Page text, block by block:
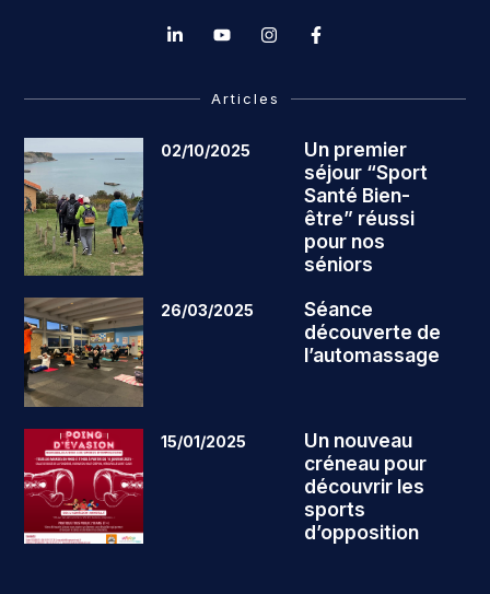
Articles
02/10/2025
Un premier
séjour “Sport
Santé Bien-
être” réussi
pour nos
séniors
26/03/2025
Séance
découverte de
l’automassage
15/01/2025
Un nouveau
créneau pour
découvrir les
sports
d’opposition